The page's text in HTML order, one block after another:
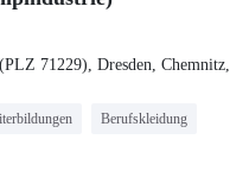
71229), Dresden, Chemnitz,
Berufskleidung